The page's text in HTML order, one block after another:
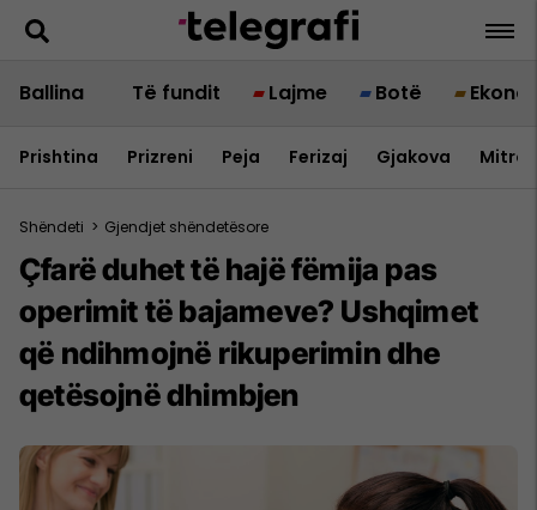
Ballina Të fundit Lajme Botë
Prishtina Prizreni Peja Ferizaj Gjakova
Shëndeti > Gjendjet shëndetësore
Çfarë duhet të hajë fëmija pas
operimit të bajameve? Ushqimet
që ndihmojnë rikuperimin dhe
qetësojnë dhimbjen